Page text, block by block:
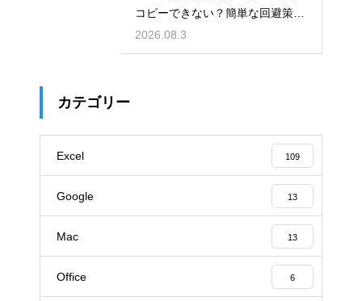
コピーできない？簡単な回避策を
解説
2026.08.3
カテゴリー
Excel 109
Google 13
Mac 13
Office 6